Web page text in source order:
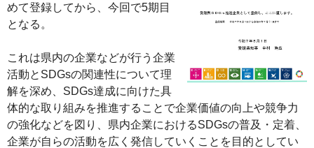
めて登録してから、今回で5期目
となる。
これは県内の企業などが行う企業
活動とSDGsの関連性について理
解を深め、SDGs達成に向けた具
体的な取り組みを推進することで企業価値の向上や競争力
の強化などを図り、県内企業におけるSDGsの普及・定着、
企業が自らの活動を広く発信していくことを目的としてい